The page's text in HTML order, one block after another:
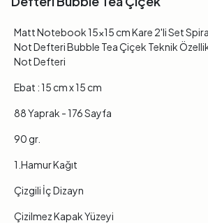
Matt Notebook 15x15 cm Kare 2'li Set
Not Defteri Bubble Tea Çiçek Teknik
Not Defteri
Ebat : 15 cm x 15 cm
88 Yaprak - 176 Sayfa
90 gr.
1.Hamur Kağıt
Çizgili İç Dizayn
Çizilmez Kapak Yüzeyi